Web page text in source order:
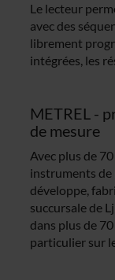
Le lecteur
avec des
librement
intégrées, les
METREL -
de mesure
Avec plus de
instruments de
développe,
succursale de
dans plus de
particulier sur